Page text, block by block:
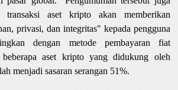
transaksi aset kripto akan memberikan
privasi, dan integritas" kepada pengguna
dengan metode pembayaran fiat
aset kripto yang didukung oleh
menjadi sasaran serangan 51%.